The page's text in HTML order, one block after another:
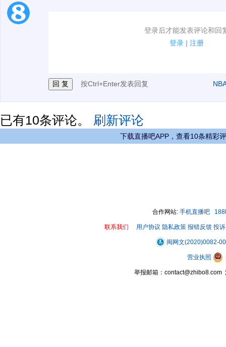
登录后才能发表评论和回
登录 | 注册
1.电脑端新用户可以发表评论了！
按Ctrl+Enter发表回复
已有10条评论。 刷新评论
下载直播吧APP，查看10条精彩
合作网站: 手机直播吧
联系我们 用户协议 隐私政策 报错反馈 投
闽网文(2020)0082-
营业执照
举报邮箱：